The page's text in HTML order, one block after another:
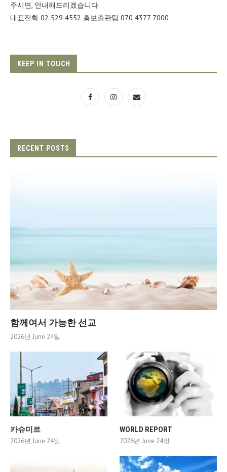
주시면, 안내해드리겠습니다.
대표전화 02 529 4552 홍보출판팀 070 4377 7000
KEEP IN TOUCH
RECENT POSTS
함께여서 가능한 선교
2026년 June 24일
카슈미르
2026년 June 24일
WORLD REPORT
2026년 June 24일